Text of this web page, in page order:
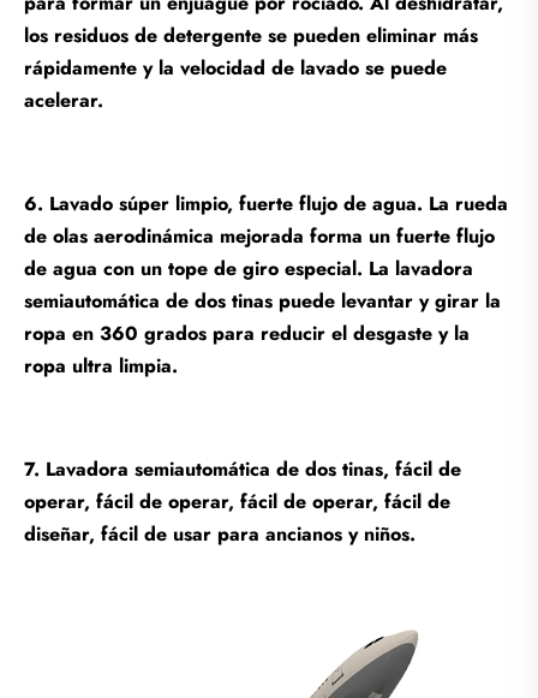
los residuos de detergente se pueden eliminar más
rápidamente y la velocidad de lavado se puede
acelerar.
6. Lavado súper limpio, fuerte flujo de agua. La rueda
de olas aerodinámica mejorada forma un fuerte flujo
de agua con un tope de giro especial. La lavadora
semiautomática de dos tinas puede levantar y girar la
ropa en 360 grados para reducir el desgaste y la
ropa ultra limpia.
7. Lavadora semiautomática de dos tinas, fácil de
operar, fácil de operar, fácil de operar, fácil de
diseñar, fácil de usar para ancianos y niños.